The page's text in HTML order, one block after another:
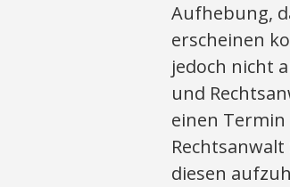
Aufhebung,
erscheinen
jedoch nicht
und
einen
diesen